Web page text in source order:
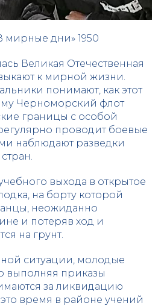
мирные дни» 1950
Великая Отечественная
к мирной жизни.
понимают, как этот
Черноморский флот
границы с особой
проводит боевые
наблюдают разведки
выхода в открытое
на борту которой
неожиданно
и потеряв ход и
на грунт.
ситуации, молодые
выполняя приказы
за ликвидацию
время в районе учений